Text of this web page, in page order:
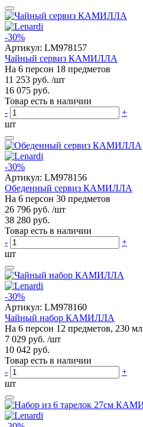
-30%
Артикул: LM978157
Чайный сервиз КАМИЛЛА
На 6 персон 18 предметов
11 253 руб. /шт
16 075 руб.
Товар есть в наличии
-
+
шт
-30%
Артикул: LM978156
Обеденный сервиз КАМИЛЛА
На 6 персон 30 предметов
26 796 руб. /шт
38 280 руб.
Товар есть в наличии
-
+
шт
-30%
Артикул: LM978160
Чайный набор КАМИЛЛА
На 6 персон 12 предметов, 230 мл
7 029 руб. /шт
10 042 руб.
Товар есть в наличии
-
+
шт